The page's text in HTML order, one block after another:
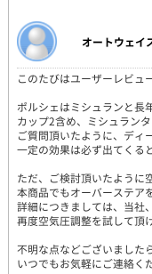
オートウェイ
このたびはユーザーレビュ
ポルシェはミシュランと長
カップ2含め、ミシュラン
ご質問頂いたように、ディ
一定の効果は必ず出てくる
ただ、ご検討頂いたように
本商品でもオーバーステア
詳細につきましては、当社
再度空気圧調整を試して頂
不明な点などございましたら
いつでもお気軽にご連絡く